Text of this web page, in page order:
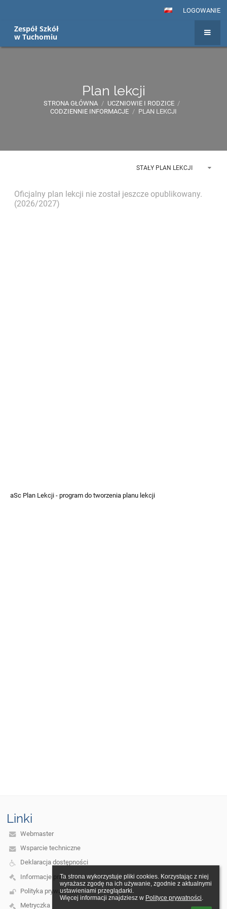
Ta strona wykorzystuje pliki cookies. Korzystając z niej
wyrażasz zgodę na ich używanie, zgodnie z aktualnymi
ustawieniami przeglądarki.
Więcej informacji znajdziesz w Polityce prywatności.
LOGOWANIE
Zespół Szkół
w Tuchomiu
Plan lekcji
STRONA GŁÓWNA / UCZNIOWIE I RODZICE /
CODZIENNIE INFORMACJE / PLAN LEKCJI
STAŁY PLAN LEKCJI
Oficjalny plan lekcji nie został jeszcze opublikowany.
(2026/2027)
aSc Plan Lekcji - program do tworzenia planu lekcji
Linki
Webmaster
Wsparcie techniczne
Deklaracja dostępności
Informacje prawne
Polityka prywatności
Metryczka